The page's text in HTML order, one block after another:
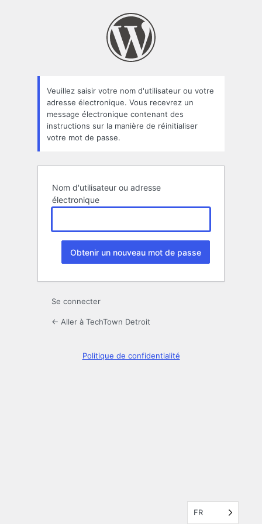
perdu
Veuillez saisir votre nom d'utilisateur ou votre
adresse électronique. Vous recevrez un
message électronique contenant des
instructions sur la manière de réinitialiser
votre mot de passe.
Nom d'utilisateur ou adresse
électronique
Se connecter
← Aller à TechTown Detroit
Politique de confidentialité
FR